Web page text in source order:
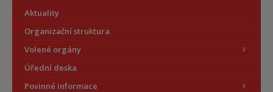
Aktuality
Organizační struktura
Volené orgány
Úřední deska
Povinné informace